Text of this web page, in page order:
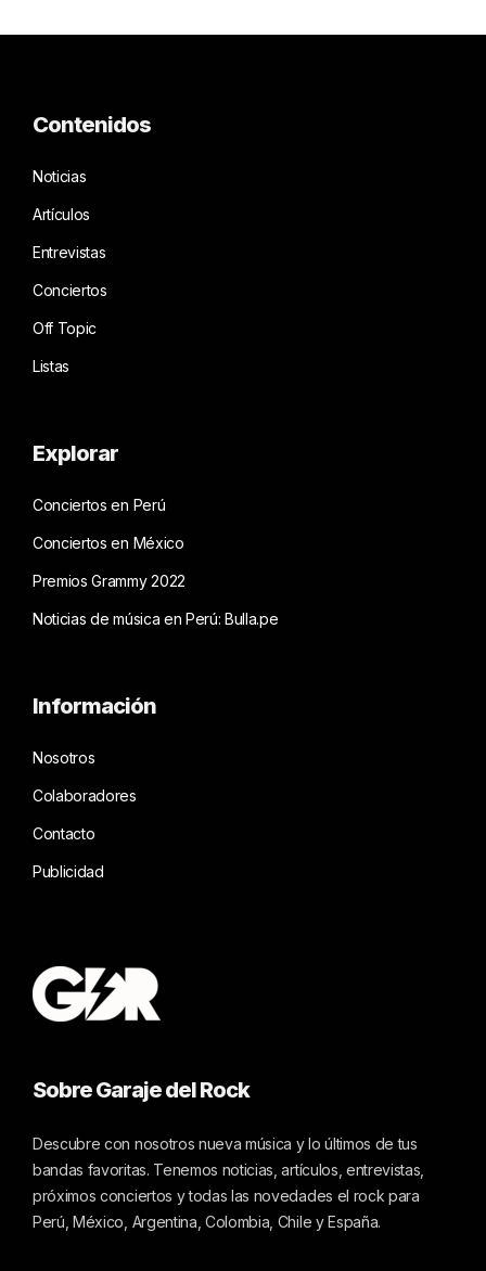
Contenidos
Noticias
Artículos
Entrevistas
Conciertos
Off Topic
Listas
Explorar
Conciertos en Perú
Conciertos en México
Premios Grammy 2022
Noticias de música en Perú: Bulla.pe
Información
Nosotros
Colaboradores
Contacto
Publicidad
Sobre Garaje del Rock
Descubre con nosotros nueva música y lo últimos de tus
bandas favoritas. Tenemos noticias, artículos, entrevistas,
próximos conciertos y todas las novedades el rock para
Perú, México, Argentina, Colombia, Chile y España.